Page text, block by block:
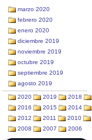
marzo 2020
febrero 2020
enero 2020
diciembre 2019
noviembre 2019
octubre 2019
septiembre 2019
agosto 2019
2020 2019 2018
2016
2015 2014
2012
2011 2010
2008
2007 2006